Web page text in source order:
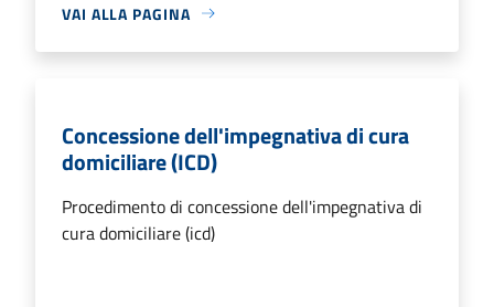
VAI ALLA PAGINA
Concessione dell'impegnativa di cura
domiciliare (ICD)
Procedimento di concessione dell'impegnativa di
cura domiciliare (icd)